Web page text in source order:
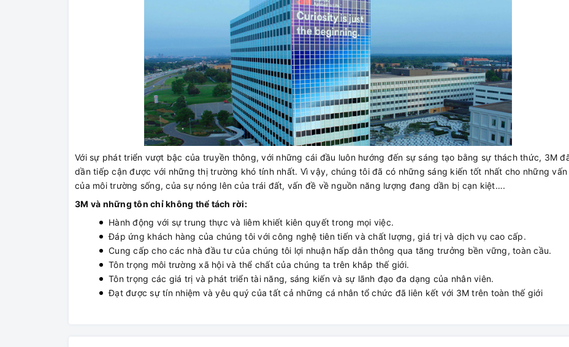
Với sự phát triển vượt bậc của truyền thông, với những cái đầu luôn hướng đến sự sáng tạo bằng sự thách thức, 3M
dần tiếp cận được với những thị trường khó tính nhất. Vì vậy, chúng tôi đã có những sáng kiến tốt nhất cho những
của môi trường sống, của sự nóng lên của trái đất, vấn đề về nguồn năng lượng đang dần bị cạn kiệt….
3M và những tôn chỉ không thể tách rời:
Hành động với sự trung thực và liêm khiết kiên quyết trong mọi việc.
Đáp ứng khách hàng của chúng tôi với công nghệ tiên tiến và chất lượng, giá trị và dịch vụ cao cấp.
Cung cấp cho các nhà đầu tư của chúng tôi lợi nhuận hấp dẫn thông qua tăng trưởng bền vững, toàn cầu.
Tôn trọng môi trường xã hội và thể chất của chúng ta trên khắp thế giới.
Tôn trọng các giá trị và phát triển tài năng, sáng kiến ​​và sự lãnh đạo đa dạng của nhân viên.
Đạt được sự tín nhiệm và yêu quý của tất cả những cá nhân tổ chức đã liên kết với 3M trên toàn thế giới